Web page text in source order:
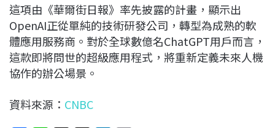
這項由《華爾街日報》率先披露的計畫，顯示出
OpenAI正從單純的技術研發公司，轉型為成熟的軟
體應用服務商。對於全球數億名ChatGPT用戶而言，
這款即將問世的超級應用程式，將重新定義未來人機
協作的辦公場景。
資料來源： CNBC